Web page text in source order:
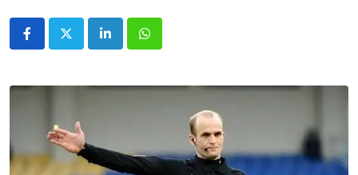
LinkedInWhatsapp